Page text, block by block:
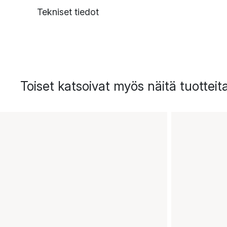
Tekniset tiedot
Toiset katsoivat myös näitä